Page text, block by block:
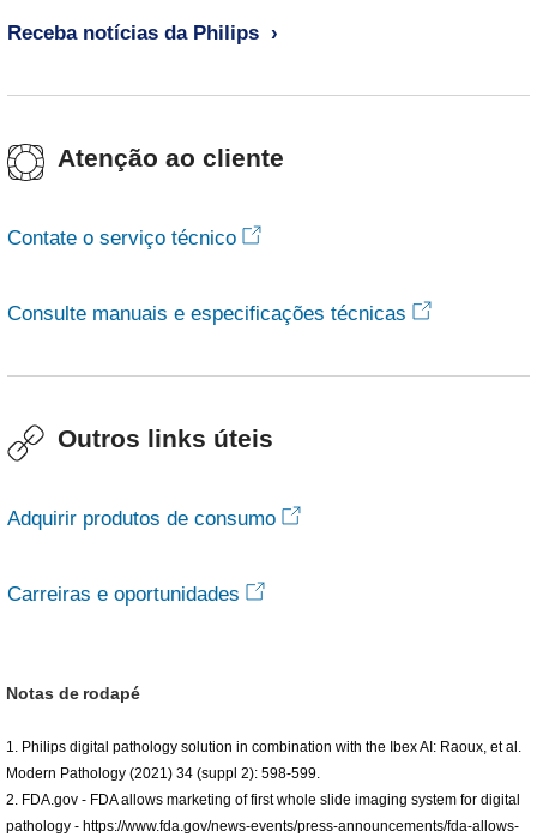
Receba notícias da Philips
Atenção ao cliente
Contate o serviço técnico
Consulte manuais e especificações técnicas
Outros links úteis
Adquirir produtos de consumo
Carreiras e oportunidades
Notas de rodapé
1. Philips digital pathology solution in combination with the Ibex AI: Raoux, et al.
Modern Pathology (2021) 34 (suppl 2): 598-599.
2. FDA.gov - FDA allows marketing of first whole slide imaging system for digital
pathology - https://www.fda.gov/news-events/press-announcements/fda-allows-